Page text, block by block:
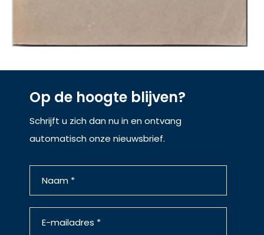
Op de hoogte blijven?
Schrijft u zich dan nu in en ontvang
automatisch onze nieuwsbrief.